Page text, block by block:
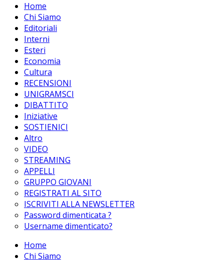
Home
Chi Siamo
Editoriali
Interni
Esteri
Economia
Cultura
RECENSIONI
UNIGRAMSCI
DIBATTITO
Iniziative
SOSTIENICI
Altro
VIDEO
STREAMING
APPELLI
GRUPPO GIOVANI
REGISTRATI AL SITO
ISCRIVITI ALLA NEWSLETTER
Password dimenticata ?
Username dimenticato?
Home
Chi Siamo